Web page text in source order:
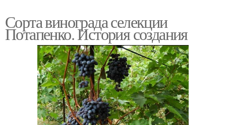
Сорта винограда селекции
Потапенко. История создания